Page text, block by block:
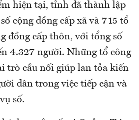
hiện tại, tỉnh đã thành lập
cộng đồng cấp xã và 715 tổ
đồng cấp thôn, với tổng số
4.327 người. Những tổ công
trò cầu nối giúp lan tỏa kiến
dân trong việc tiếp cận và
số.